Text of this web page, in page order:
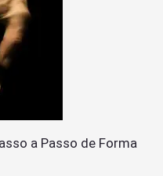
a Passo de Forma